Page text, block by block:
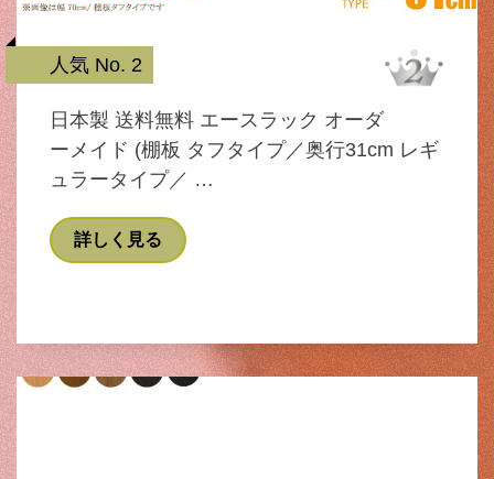
人気 No. 2
日本製 送料無料 エースラック オーダ
ーメイド (棚板 タフタイプ／奥行31cm レギ
ュラータイプ／ …
詳しく見る